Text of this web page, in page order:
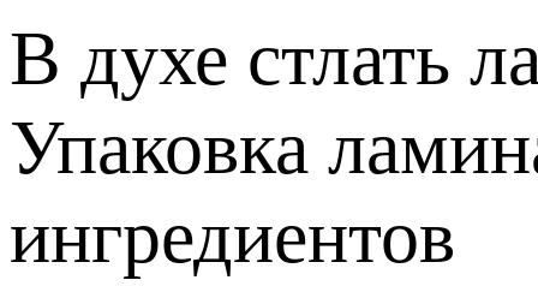
В духе стлать
Упаковка
ингредиентов